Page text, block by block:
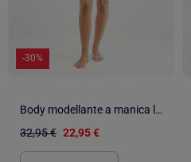
-30%
Body modellante a manica lunga, senza cuciture, in pizzo floreale
32,95 € 22,95 €